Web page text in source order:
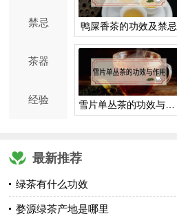
禁忌
茶器
经验
鸭屎香茶的功效及禁忌
雪片单丛茶的功效与作用
最新推荐
绿茶有什么功效
婺源绿茶产地是哪里